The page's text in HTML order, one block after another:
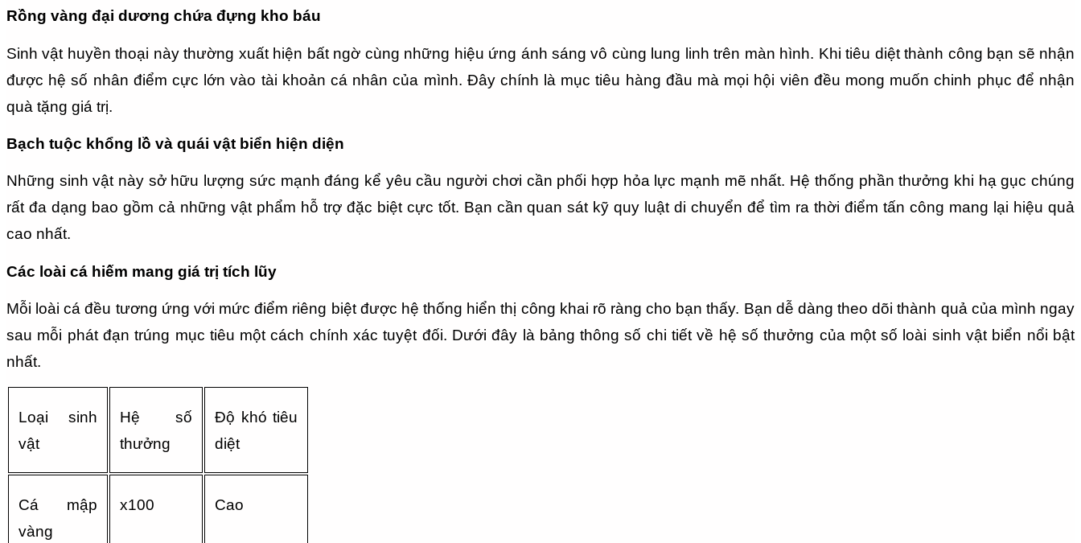
Rồng vàng đại dương chứa đựng kho báu
Sinh vật huyền thoại này thường xuất hiện bất ngờ cùng những hiệu ứng ánh sáng vô cùng lung linh trên màn hình. Khi tiêu diệt thành công bạn sẽ nhận
được hệ số nhân điểm cực lớn vào tài khoản cá nhân của mình. Đây chính là mục tiêu hàng đầu mà mọi hội viên đều mong muốn chinh phục để nhận
quà tặng giá trị.
Bạch tuộc khổng lồ và quái vật biển hiện diện
Những sinh vật này sở hữu lượng sức mạnh đáng kể yêu cầu người chơi cần phối hợp hỏa lực mạnh mẽ nhất. Hệ thống phần thưởng khi hạ gục chúng
rất đa dạng bao gồm cả những vật phẩm hỗ trợ đặc biệt cực tốt. Bạn cần quan sát kỹ quy luật di chuyển để tìm ra thời điểm tấn công mang lại hiệu quả
cao nhất.
Các loài cá hiếm mang giá trị tích lũy
Mỗi loài cá đều tương ứng với mức điểm riêng biệt được hệ thống hiển thị công khai rõ ràng cho bạn thấy. Bạn dễ dàng theo dõi thành quả của mình ngay
sau mỗi phát đạn trúng mục tiêu một cách chính xác tuyệt đối. Dưới đây là bảng thông số chi tiết về hệ số thưởng của một số loài sinh vật biển nổi bật
nhất.
Loại sinh
vật
Hệ số
thưởng
Độ khó tiêu
diệt
Cá mập
vàng
x100 Cao